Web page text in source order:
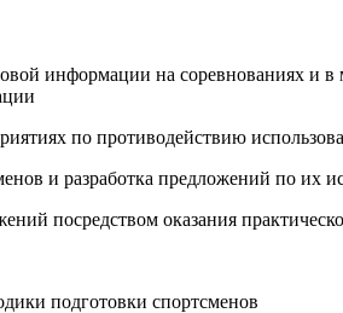
информации на соревнованиях и
по противодействию
и разработка предложений по их
посредством оказания
подготовки спортсменов